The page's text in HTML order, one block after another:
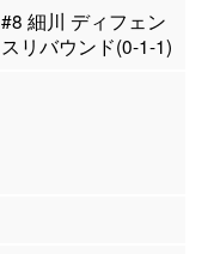
#8 細川 ディフェン
スリバウンド(0-1-1)